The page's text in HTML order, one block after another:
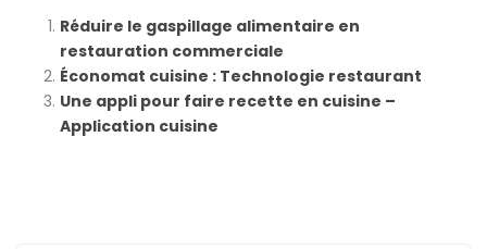
Réduire le gaspillage alimentaire en
restauration commerciale
Économat cuisine : Technologie restaurant
Une appli pour faire recette en cuisine –
Application cuisine